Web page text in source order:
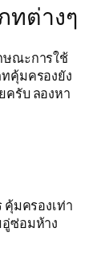
ทต่างๆ
ษณะการใช้
คุ้มครองยัง
ครับ ลองหา
คุ้มครองเท่า
ซ่อมห้าง